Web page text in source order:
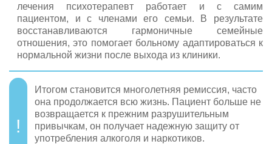
лечения психотерапевт работает и с самим
пациентом, и с членами его семьи. В результате
восстанавливаются гармоничные семейные
отношения, это помогает больному адаптироваться к
нормальной жизни после выхода из клиники.
Итогом становится многолетняя ремиссия, часто
она продолжается всю жизнь. Пациент больше не
возвращается к прежним разрушительным
привычкам, он получает надежную защиту от
употребления алкоголя и наркотиков.